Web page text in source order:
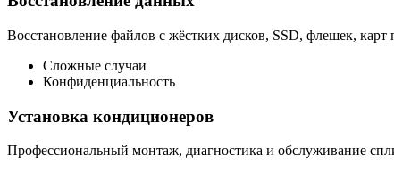
Восстановление файлов с жёстких дисков, SSD, флешек, карт
Сложные случаи
Конфиденциальность
Установка кондиционеров
Профессиональный монтаж, диагностика и обслуживание